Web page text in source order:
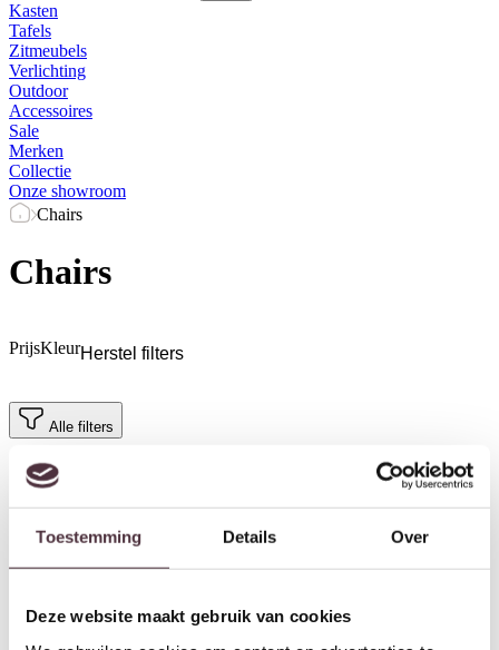
Toestemming Details Over
Deze website maakt gebruik van cookies
Kasten
Tafels
Zitmeubels
Verlichting
Outdoor
Accessoires
Sale
Merken
Collectie
Onze showroom
Chairs
Chairs
PrijsKleurHerstel filters
Alle filters